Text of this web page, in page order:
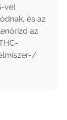
vel
és az
az